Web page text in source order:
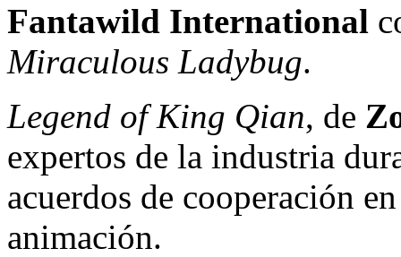
Fantawild International
Miraculous Ladybug.
Legend ofKing Qian, de
expertos de la industria
acuerdos de cooperación
animación.